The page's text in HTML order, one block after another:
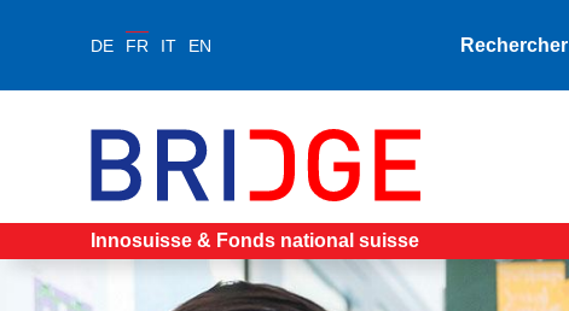
DE FR IT EN Rechercher
Innosuisse & Fonds national suisse